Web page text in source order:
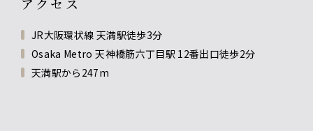
JR大阪環状線 天満駅徒歩3分
Osaka Metro 天神橋筋六丁目駅 12番出口徒歩2分
天満駅から247m